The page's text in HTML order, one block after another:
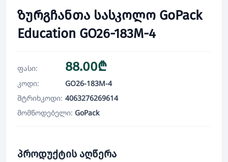
ზურგჩანთა სასკოლო GoPack
Education GO26-183M-4
ფასი: 88.00₾
კოდი:
GO26-183M-4
შტრიხკოდი: 4063276269614
მომწოდებელი: GoPack
პროდუქტის აღწერა